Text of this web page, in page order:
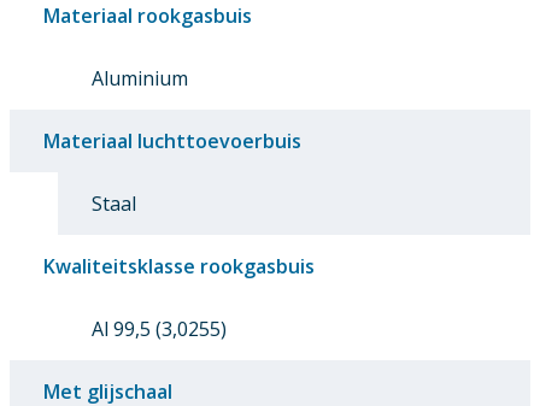
Materiaal rookgasbuis
Aluminium
Materiaal luchttoevoerbuis
Staal
Kwaliteitsklasse rookgasbuis
Al 99,5 (3,0255)
Met glijschaal